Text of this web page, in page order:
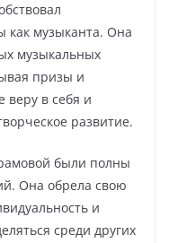
как музыканта. Она
музыкальных
призы и
веру в себя и
развитие.
были полны
Она обрела свою
и
среди других